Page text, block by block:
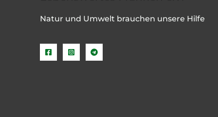
Natur und Umwelt brauchen unsere Hilfe